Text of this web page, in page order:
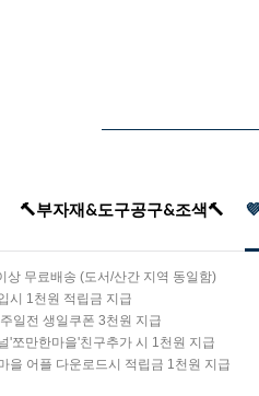
🔨부자재&도구공구&조색🔨
>사은품리스트> 김표현제1p※구매불가
금액 0 WON
상 무료배송 (도서/산간 지역 동일함)
시 1천원 적립금 지급
일전 생일쿠폰 3천원 지급
'쪼만한마을'친구추가 시 1천원 지급
을 어플 다운로드시 적립금 1천원 지급